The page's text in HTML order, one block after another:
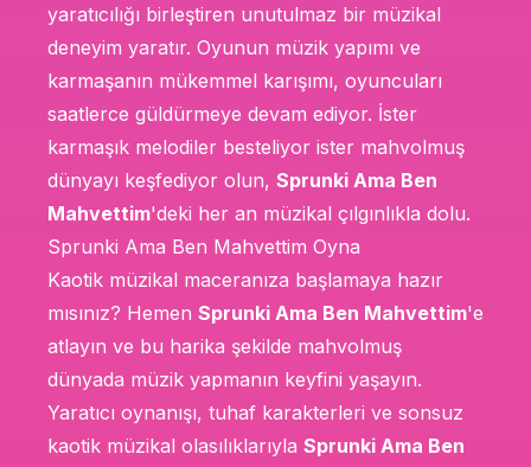
yaratıcılığı birleştiren unutulmaz bir müzikal
deneyim yaratır. Oyunun müzik yapımı ve
karmaşanın mükemmel karışımı, oyuncuları
saatlerce güldürmeye devam ediyor. İster
karmaşık melodiler besteliyor ister mahvolmuş
dünyayı keşfediyor olun, Sprunki Ama Ben
Mahvettim'deki her an müzikal çılgınlıkla dolu.
Sprunki Ama Ben Mahvettim Oyna
Kaotik müzikal maceranıza başlamaya hazır
mısınız? Hemen Sprunki Ama Ben Mahvettim'e
atlayın ve bu harika şekilde mahvolmuş
dünyada müzik yapmanın keyfini yaşayın.
Yaratıcı oynanışı, tuhaf karakterleri ve sonsuz
kaotik müzikal olasılıklarıyla Sprunki Ama Ben